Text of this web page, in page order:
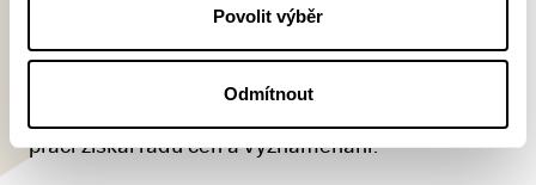
Povolit výběr
Odmítnout
historických publikací. Učil mj. na
Freie Universität Berlin a na
Princeton University. Byl ředitelem Židovského
práci získal řadu cen a vyznamenání.